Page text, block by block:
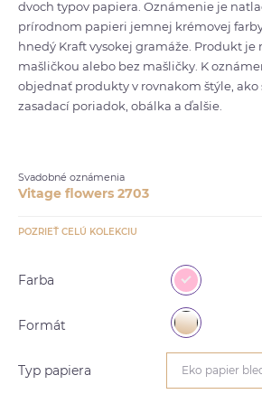
dvoch typov papiera. Oznámenie je
prírodnom papieri jemnej krémovej
hnedý Kraft vysokej gramáže. Produkt je
mašličkou alebo bez mašličky. K
objednať produkty v rovnakom štýle, ako
zasadací poriadok, obálka a ďalšie.
Svadobné oznámenia
Vitage flowers 2703
POZRIEŤ CELÚ KOLEKCIU
Farba
Formát
Typ papiera Eko papier